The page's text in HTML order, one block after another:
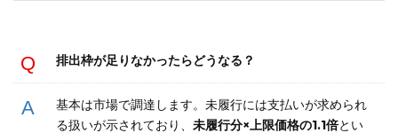
排出枠が足りなかったらどうなる？
基本は市場で調達します。未履行には支払いが求められ
る扱いが示されており、 未履行分×上限価格の1.1倍とい